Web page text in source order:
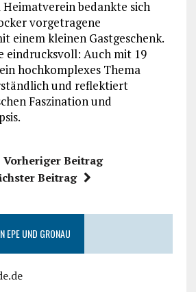
Heimatverein bedankte sich
vorgetragene
einem kleinen Gastgeschenk.
eindrucksvoll: Auch mit 19
hochkomplexes Thema
und reflektiert
Faszination und
Vorheriger Beitrag
Beitrag
EPE UND GRONAU